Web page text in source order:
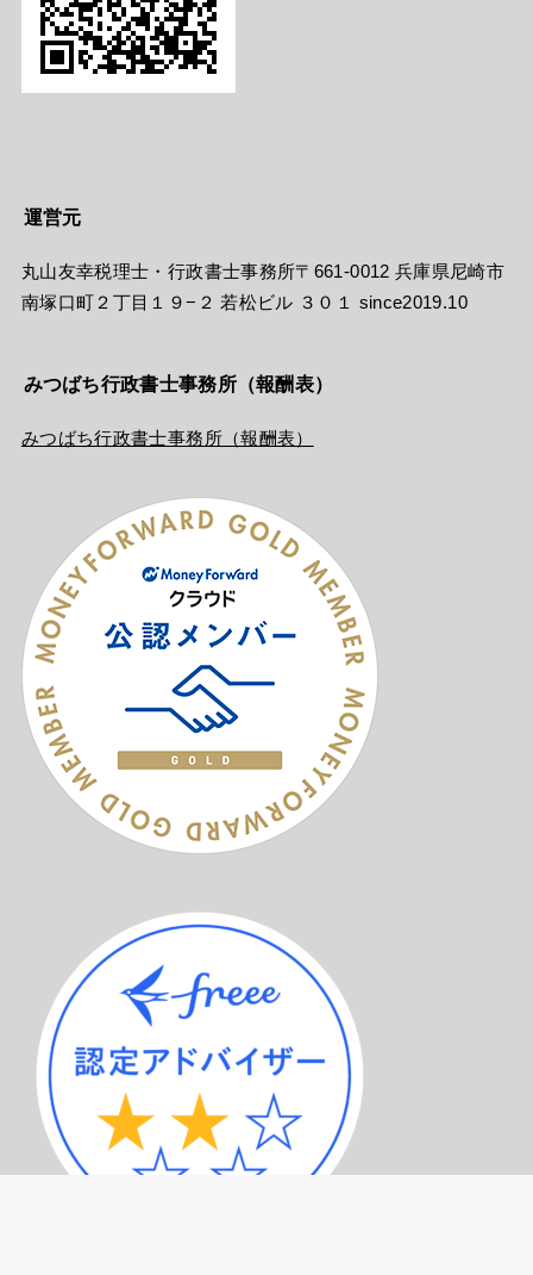
運営元
丸山友幸税理士・行政書士事務所〒661-0012 兵庫県尼崎市
南塚口町２丁目１９−２ 若松ビル ３０１ since2019.10
みつばち行政書士事務所（報酬表）
みつばち行政書士事務所（報酬表）